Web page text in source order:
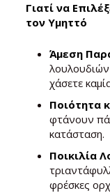
Γιατί να
τον Υμηττό
Άμεση
χάσετε
Ποιότητα
φτάνουν
κατάσταση.
Ποικιλία
φρέσκες